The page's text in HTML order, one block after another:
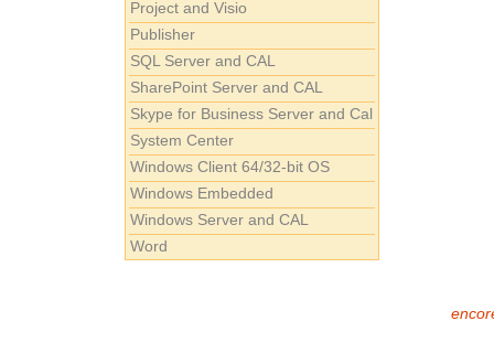
Project and Visio
Publisher
SQL Server and CAL
SharePoint Server and CAL
Skype for Business Server and Cal
System Center
Windows Client 64/32-bit OS
Windows Embedded
Windows Server and CAL
Word